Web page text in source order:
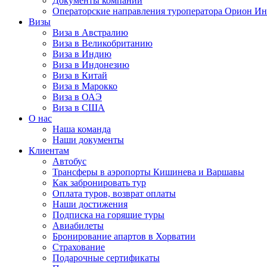
Операторские направления туроператора Орион
Визы
Виза в Австралию
Виза в Великобританию
Виза в Индию
Виза в Индонезию
Виза в Китай
Виза в Марокко
Виза в ОАЭ
Виза в США
О нас
Наша команда
Наши документы
Клиентам
Автобус
Трансферы в аэропорты Кишинева и Варшавы
Как забронировать тур
Оплата туров, возврат оплаты
Наши достижения
Подписка на горящие туры
Авиабилеты
Бронирование апартов в Хорватии
Страхование
Подарочные сертификаты